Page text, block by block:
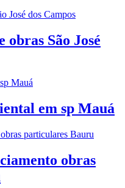
obras São José
em sp Mauá
obras